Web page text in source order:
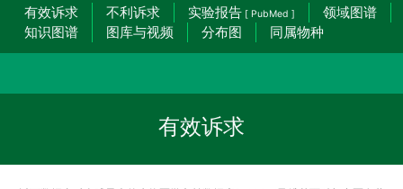
有效诉求 不利诉求 实验报告 [ PubMed ]
领域图谱
知识图谱
图库与视频 分布图 同属物种
有效诉求